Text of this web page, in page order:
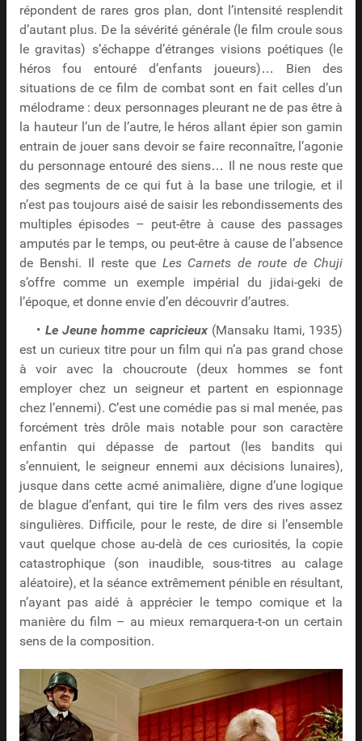
répondent de rares gros plan, dont l’intensité resplendit
d’autant plus. De la sévérité générale (le film croule sous
le gravitas) s’échappe d’étranges visions poétiques (le
héros fou entouré d’enfants joueurs)… Bien des
situations de ce film de combat sont en fait celles d’un
mélodrame : deux personnages pleurant ne de pas être à
la hauteur l’un de l’autre, le héros allant épier son gamin
entrain de jouer sans devoir se faire reconnaître, l’agonie
du personnage entouré des siens… Il ne nous reste que
des segments de ce qui fut à la base une trilogie, et il
n’est pas toujours aisé de saisir les rebondissements des
multiples épisodes – peut-être à cause des passages
amputés par le temps, ou peut-être à cause de l’absence
de Benshi. Il reste que Les Carnets de route de Chuji
s’offre comme un exemple impérial du jidai-geki de
l’époque, et donne envie d’en découvrir d’autres.
• Le Jeune homme capricieux(Mansaku Itami, 1935)
est un curieux titre pour un film qui n’a pas grand chose
à voir avec la choucroute (deux hommes se font
employer chez un seigneur et partent en espionnage
chez l’ennemi). C’est une comédie pas si mal menée, pas
forcément très drôle mais notable pour son caractère
enfantin qui dépasse de partout (les bandits qui
s’ennuient, le seigneur ennemi aux décisions lunaires),
jusque dans cette acmé animalière, digne d’une logique
de blague d’enfant, qui tire le film vers des rives assez
singulières. Difficile, pour le reste, de dire si l’ensemble
vaut quelque chose au-delà de ces curiosités, la copie
catastrophique (son inaudible, sous-titres au calage
aléatoire), et la séance extrêmement pénible en résultant,
n’ayant pas aidé à apprécier le tempo comique et la
manière du film – au mieux remarquera-t-on un certain
sens de la composition.